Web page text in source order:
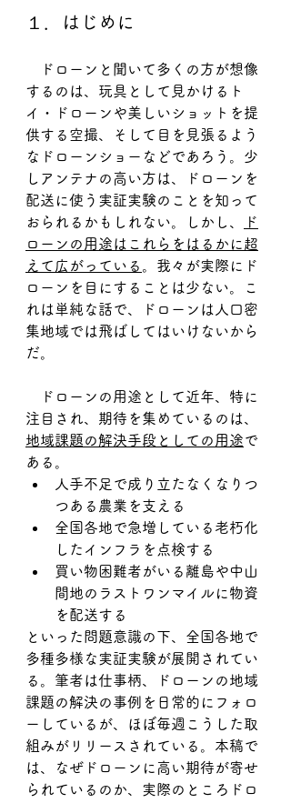
１．はじめに
ドローンと聞いて多くの方が想像
するのは、玩具として見かけるト
イ・ドローンや美しいショットを提
供する空撮、そして目を見張るよう
なドローンショーなどであろう。少
しアンテナの高い方は、ドローンを
配送に使う実証実験のことを知って
おられるかもしれない。しかし、
ド
ローンの用途はこれらをはるかに超
えて広がっている
。我々が実際にド
ローンを目にすることは少ない。こ
れは単純な話で、ドローンは人口密
集地域では飛ばしてはいけないから
だ。
ドローンの用途として近年、特に
注目され、期待を集めているのは、
地域課題の解決手段としての用途で
ある。
人手不足で成り立たなくなりつ
つある農業を支える
全国各地で急増している老朽化
したインフラを点検する
買い物困難者がいる離島や中山
間地のラストワンマイルに物資
を配送する
といった問題意識の下、全国各地で
多種多様な実証実験が展開されてい
る。筆者は仕事柄、ドローンの地域
課題の解決の事例を日常的にフォロ
ーしているが、ほぼ毎週こうした取
組みがリリースされている。本稿で
は、なぜドローンに高い期待が寄せ
られているのか、実際のところドロ